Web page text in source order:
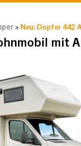
> Neu: Dopfer 442
mit